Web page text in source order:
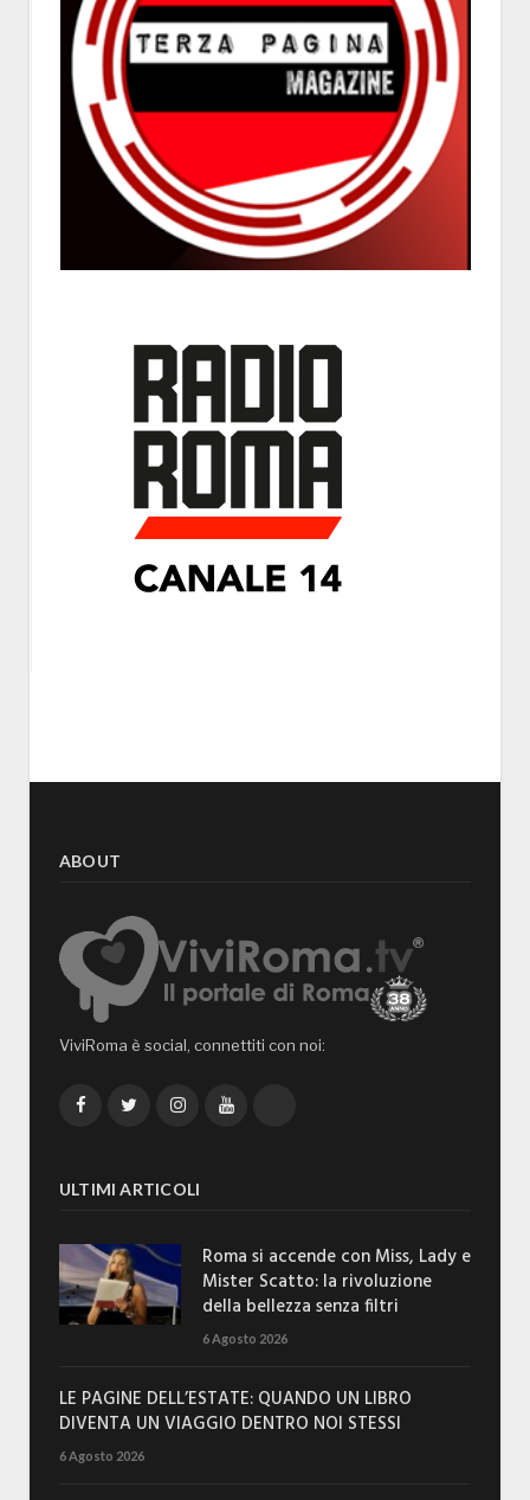
ABOUT
ViviRoma è social, connettiti con noi:
FacebookTwitterInstagramYouTube
ULTIMI ARTICOLI
Roma si accende con Miss, Lady e
Mister Scatto: la rivoluzione
della bellezza senza filtri
6 Agosto 2026
LE PAGINE DELL’ESTATE: QUANDO UN LIBRO
DIVENTA UN VIAGGIO DENTRO NOI STESSI
6 Agosto 2026